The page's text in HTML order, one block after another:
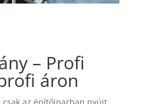
– Profi
áron
az építőiparban nyújt